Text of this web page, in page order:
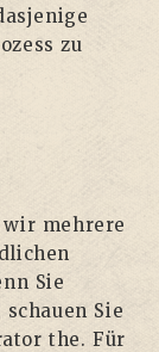
zu
wir mehrere
Sie
Sie
the. Für